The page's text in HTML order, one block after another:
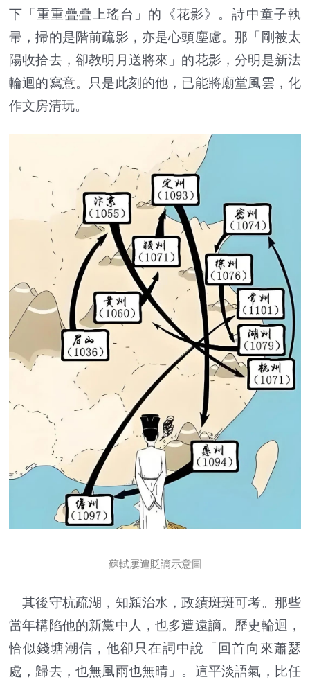
下「重重疊疊上瑤台」的《花影》。詩中童子執
帚，掃的是階前疏影，亦是心頭塵慮。那「剛被太
陽收拾去，卻教明月送將來」的花影，分明是新法
輪迴的寫意。只是此刻的他，已能將廟堂風雲，化
作文房清玩。
蘇軾屢遭貶謫示意圖
其後守杭疏湖，知潁治水，政績斑斑可考。那些
當年構陷他的新黨中人，也多遭遠謫。歷史輪迴，
恰似錢塘潮信，他卻只在詞中說「回首向來蕭瑟
處，歸去，也無風雨也無晴」。這平淡語氣，比任